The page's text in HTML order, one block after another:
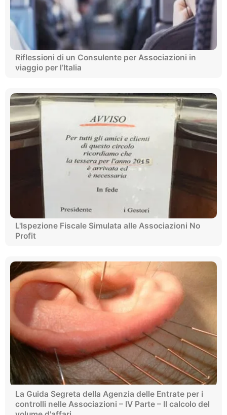
Riflessioni di un Consulente per Associazioni in
viaggio per l’Italia
L'Ispezione Fiscale Simulata alle Associazioni No
Profit
La Guida Segreta della Agenzia delle Entrate per i
controlli nelle Associazioni – IV Parte – Il calcolo del